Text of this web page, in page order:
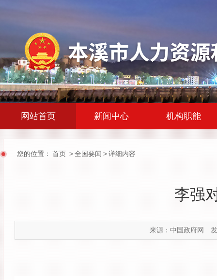
网站首页 新闻中心 机构职能
您的位置： 首页 >全国要闻 >详细内容
李强
来源：中国政府网